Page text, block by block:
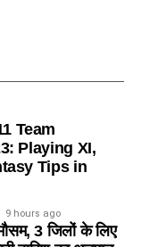
Team
Playing XI,
Tips in
9 hours ago
3 जिलों के लिए